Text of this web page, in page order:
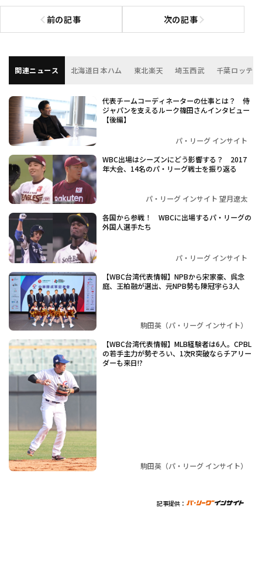
前の記事
前の記事へ 次の記事次の記事へ
関連ニュース 北海道日本ハム 東北楽天 埼玉西武 千葉ロッテ
代表チームコーディネーターの仕事とは？ 侍
ジャパンを支えるルーク篠田さんインタビュー
【後編】
パ・リーグ インサイト
WBC出場はシーズンにどう影響する？ 2017
年大会、14名のパ・リーグ戦士を振り返る
パ・リーグ インサイト 望月遼太
各国から参戦！ WBCに出場するパ・リーグの
外国人選手たち
パ・リーグ インサイト
【WBC台湾代表情報】NPBから宋家豪、呉念
庭、王柏融が選出、元NPB勢も陳冠宇ら3人
駒田英（パ・リーグ インサイト）
【WBC台湾代表情報】MLB経験者は6人。CPBL
の若手主力が勢ぞろい、1次R突破ならチアリー
ダーも来日!?
駒田英（パ・リーグ インサイト）
記事提供：